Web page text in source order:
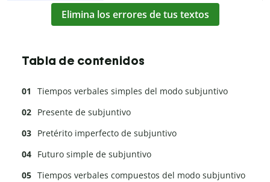
Elimina los errores de tus textos
Tabla de contenidos
Tiempos verbales simples del modo subjuntivo
Presente de subjuntivo
Pretérito imperfecto de subjuntivo
Futuro simple de subjuntivo
Tiempos verbales compuestos del modo subjuntivo